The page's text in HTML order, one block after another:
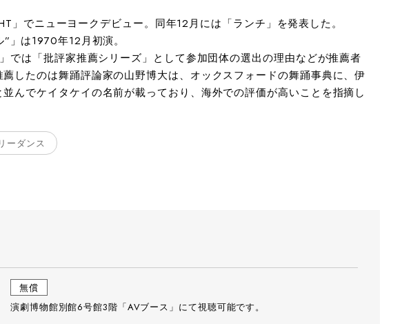
」でニューヨークデビュー。同年12月には「ランチ」を発表した。
」は1970年12月初演。
では「批評家推薦シリーズ」として参加団体の選出の理由などが推薦者
したのは舞踊評論家の山野博大は、オックスフォードの舞踊事典に、伊
んでケイタケイの名前が載っており、海外での評価が高いことを指摘し
ーダンス
無償
演劇博物館別館6号館3階「AVブース」にて視聴可能です。